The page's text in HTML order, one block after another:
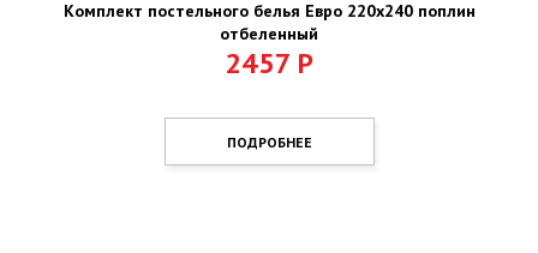
Комплект постельного белья Евро 220х240 поплин
отбеленный
2457 Р
ПОДРОБНЕЕ